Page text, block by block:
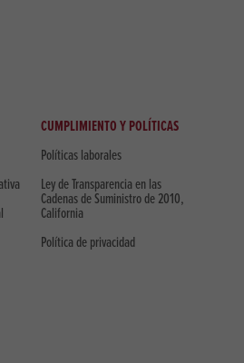
CUMPLIMIENTO Y POLÍTICAS
Políticas laborales
Ley de Transparencia en las
Cadenas de Suministro de 2010,
California
Política de privacidad